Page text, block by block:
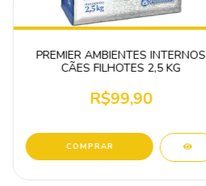
PREMIER AMBIENTES INTERNOS
CÃES FILHOTES 2,5 KG
R$99,90